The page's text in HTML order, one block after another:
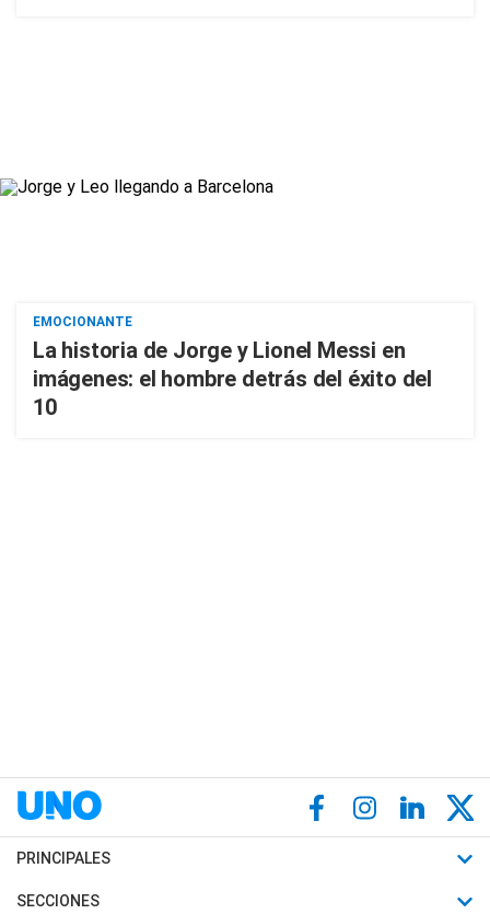
EMOCIONANTE
La historia de Jorge y Lionel Messi en
imágenes: el hombre detrás del éxito del
10
PRINCIPALES
Últimas Noticias
SECCIONES